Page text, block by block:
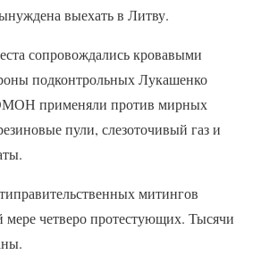
выехать в Литву.
сопровождались кровавыми
подконтрольных Лукашенко
применяли против мирных
пули, слезоточивый газ и
митингов
четверо протестующих. Тысячи